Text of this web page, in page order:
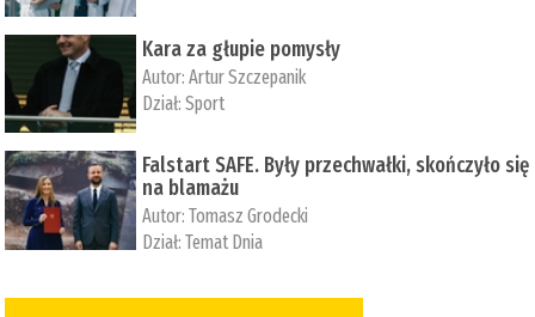
Kara za głupie pomysły
Autor:Artur Szczepanik
Dział:Sport
Falstart SAFE. Były przechwałki, skończyło się
na blamażu
Autor:Tomasz Grodecki
Dział:Temat Dnia